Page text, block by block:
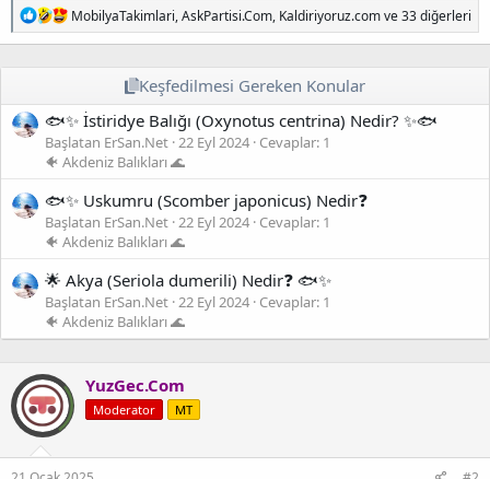
T
e
p
k
l
e
r
:
MobilyaTakimlari,AskPartisi.Com, Kaldiriyoruz.comve 33 diğerleri
Keşfedilmesi Gereken Konular
🐟✨ İstiridye Balığı (Oxynotus centrina) Nedir? ✨🐟
Başlatan ErSan.Net 22 Eyl 2024 Cevaplar: 1
🐠 Akdeniz Balıkları 🌊
🐟✨ Uskumru (Scomber japonicus) Nedir❓
Başlatan ErSan.Net 22 Eyl 2024 Cevaplar: 1
🐠 Akdeniz Balıkları 🌊
🌟 Akya (Seriola dumerili) Nedir❓ 🐟✨
Başlatan ErSan.Net 22 Eyl 2024 Cevaplar: 1
🐠 Akdeniz Balıkları 🌊
YuzGec.Com
Moderator MT